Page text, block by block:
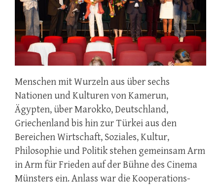
Menschen mit Wurzeln aus über sechs
Nationen und Kulturen von Kamerun,
Ägypten, über Marokko, Deutschland,
Griechenland bis hin zur Türkei aus den
Bereichen Wirtschaft, Soziales, Kultur,
Philosophie und Politik stehen gemeinsam Arm
in Arm für Frieden auf der Bühne des Cinema
Münsters ein. Anlass war die Kooperations-